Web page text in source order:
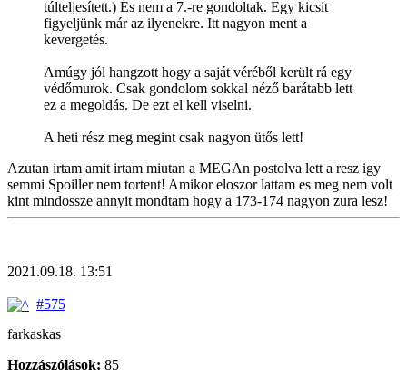
túlteljesített.) És nem a 7.-re gondoltak. Egy kicsit
figyeljünk már az ilyenekre. Itt nagyon ment a
kevergetés.
Amúgy jól hangzott hogy a saját véréből került rá egy
védőmurok. Csak gondolom sokkal néző barátabb lett
ez a megoldás. De ezt el kell viselni.
A heti rész meg megint csak nagyon ütős lett!
Azutan irtam amit irtam miutan a MEGAn postolva lett a resz igy
semmi Spoiller nem tortent! Amikor eloszor lattam es meg nem volt
kint mindossze annyit mondtam hogy a 173-174 nagyon zura lesz!
2021.09.18. 13:51
#575
farkaskas
Hozzászólások: 85